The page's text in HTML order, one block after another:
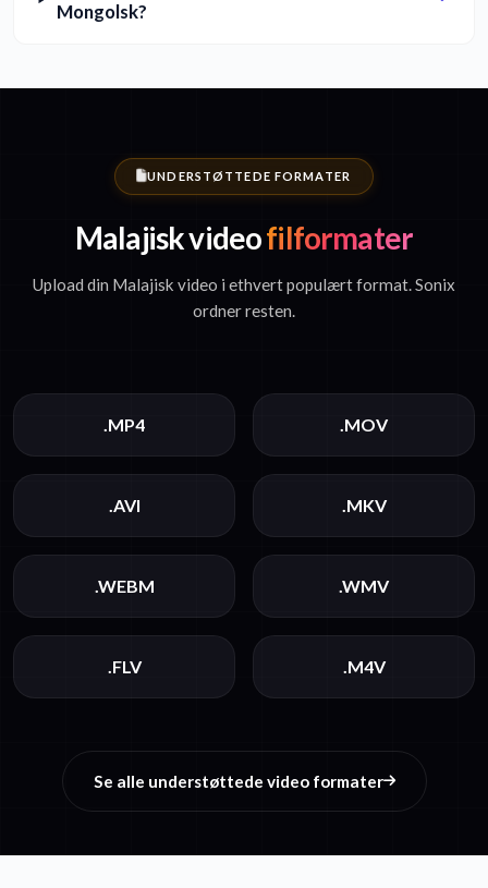
Mongolsk?
UNDERSTØTTEDE FORMATER
Malajisk videofilformater
Upload din Malajisk video i ethvert populært format. Sonix
ordner resten.
.MP4 .MOV
.AVI .MKV
.WEBM .WMV
.FLV .M4V
Se alle understøttede video formater